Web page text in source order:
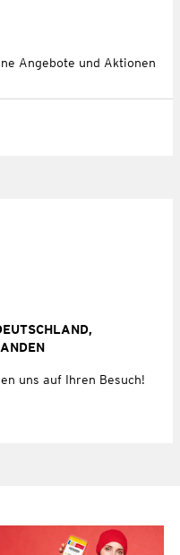
Angebote und Aktionen
uns auf Ihren Besuch!